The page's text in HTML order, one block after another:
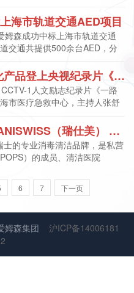
海市轨道交通AED项目
森成功中标上海市轨道交通
交通共提供500余台AED，分
爱姆森5G信息化产品登上央视纪录片《一路有你》
1人文励志纪录片《一路
市医疗急救中心，主持人张舒
爱姆森正式与SANISWISS（瑞仕美） 品牌签署战略合作伙伴协议，成为品牌消杀清洁全系列产品全国总代理
士的专业消毒清洁品牌，是私营
）的成员、清洁医院
在全...
6 7 下一页
姆森集团 沪ICP备14006181